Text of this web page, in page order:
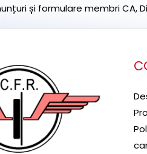
și formulare membri CA,